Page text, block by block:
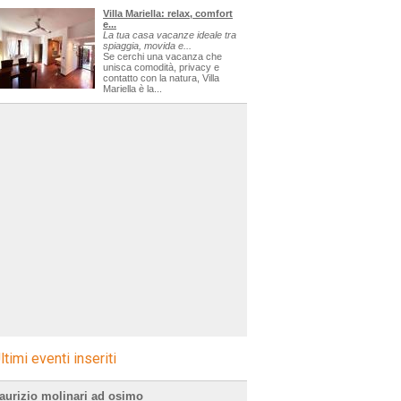
Villa Mariella: relax, comfort
e...
La tua casa vacanze ideale tra
spiaggia, movida e...
Se cerchi una vacanza che
unisca comodità, privacy e
contatto con la natura, Villa
Mariella è la...
eventi inseriti
molinari ad osimo